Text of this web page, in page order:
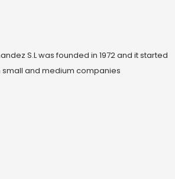
S.L was founded in 1972 and it started
small and medium companies